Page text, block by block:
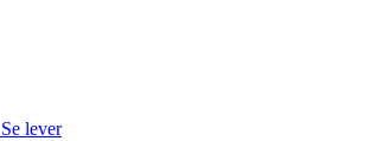
Se lever